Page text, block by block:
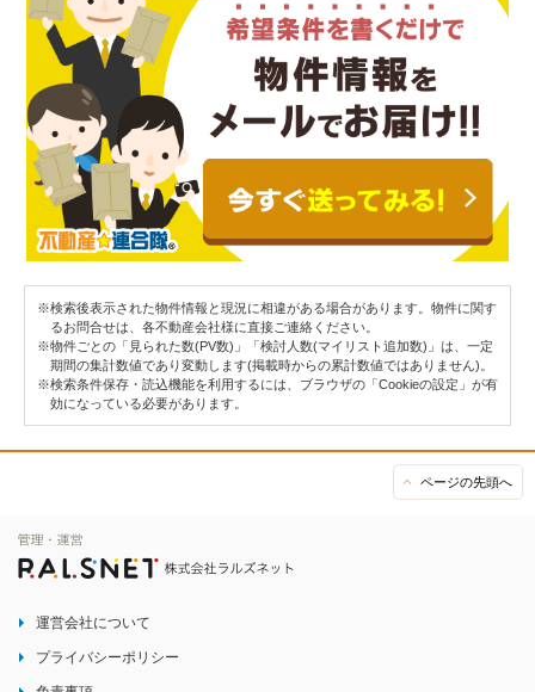
※検索後表示された物件情報と現況に相違がある場合があります。物件に関す
るお問合せは、各不動産会社様に直接ご連絡ください。
※物件ごとの「見られた数(PV数)」「検討人数(マイリスト追加数)」は、一定
期間の集計数値であり変動します(掲載時からの累計数値ではありません)。
※検索条件保存・読込機能を利用するには、ブラウザの「Cookieの設定」が有
効になっている必要があります。
ページの先頭へ
運営会社について
プライバシーポリシー